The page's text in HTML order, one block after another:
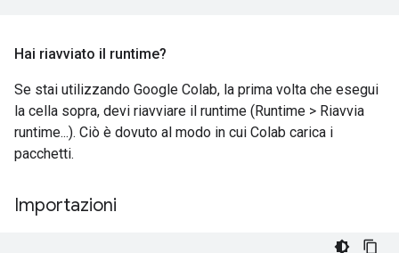
Hai riavviato il runtime?
Se stai utilizzando Google Colab, la prima volta che esegui
la cella sopra, devi riavviare il runtime (Runtime > Riavvia
runtime...). Ciò è dovuto al modo in cui Colab carica i
pacchetti.
Importazioni